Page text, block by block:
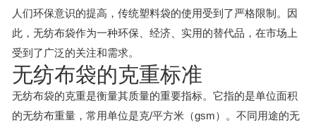
人们环保意识的提高，传统塑料袋的使用受到了严格限制。因
此，无纺布袋作为一种环保、经济、实用的替代品，在市场上
受到了广泛的关注和需求。
无纺布袋的克重标准
无纺布袋的克重是衡量其质量的重要指标。它指的是单位面积
的无纺布重量，常用单位是克/平方米（gsm）。不同用途的无